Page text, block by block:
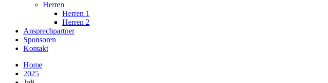
Herren
Herren 1
Herren 2
Ansprechpartner
Sponsoren
Kontakt
Home
2025